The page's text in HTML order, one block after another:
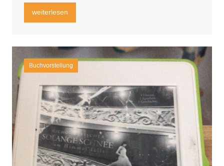
„Mein Lesemonat Juni“
weiterlesen
Buchvorstellung